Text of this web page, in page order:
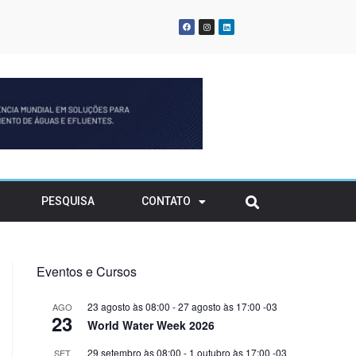
renovável para
em solo
PESQUISA CONTATO
Eventos e Cursos
AGO
23
23 agosto às 08:00 -27 agosto às 17:00 -03
World Water Week 2026
SET 29 setembro às 08:00 - 1 outubro às 17:00 -03